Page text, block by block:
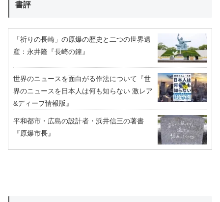
書評
「祈りの長崎」の原爆の歴史と二つの世界遺
産：永井隆『長崎の鐘』
世界のニュースを面白がる作法について『世
界のニュースを日本人は何も知らない 激レア
&ディープ情報版』
平和都市・広島の設計者・浜井信三の著書
『原爆市長』